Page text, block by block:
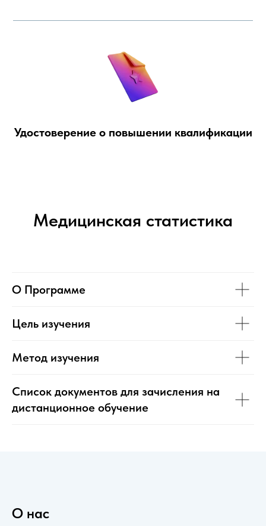
Удостоверение о повышении квалификации
Медицинская статистика
О Программе
Цель изучения
Метод изучения
Список документов для зачисления на
дистанционное обучение
О нас